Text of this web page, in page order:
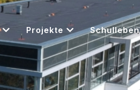
Projekte Schulleben